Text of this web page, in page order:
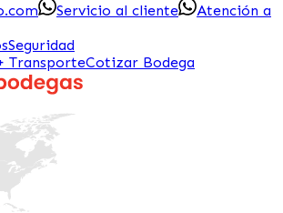
Servicio al cliente
Atención a
Seguridad
TransporteCotizar Bodega